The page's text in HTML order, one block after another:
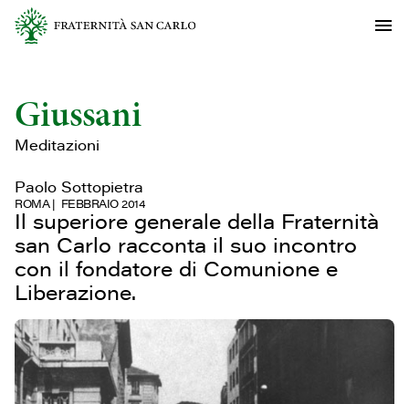
Giussani
Meditazioni
Paolo Sottopietra
ROMA FEBBRAIO 2014
Il superiore generale della Fraternità
san Carlo racconta il suo incontro
con il fondatore di Comunione e
Liberazione.